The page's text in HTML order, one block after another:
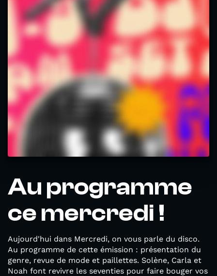
Au programme
ce mercredi !
Aujourd'hui dans Mercredi, on vous parle du disco.
Au programme de cette émission : présentation du
genre, revue de mode et paillettes. Solène, Carla et
Noah font revivre les seventies pour faire bouger vos